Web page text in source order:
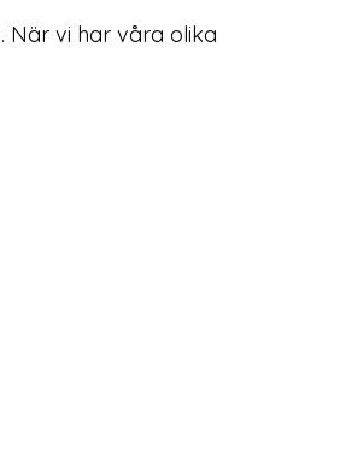
När vi har våra olika